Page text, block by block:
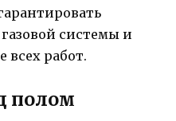
системы и
всех работ.
полом